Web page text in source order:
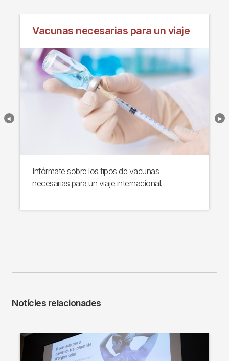
Vacunas necesarias para un viaje
Infórmate sobre los tipos de vacunas
necesarias para un viaje internacional.
Notícies relacionades